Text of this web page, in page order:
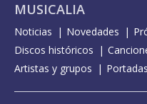
MUSICALIA
Noticias Novedades
Discos históricos
Artistas y grupos
Portadas